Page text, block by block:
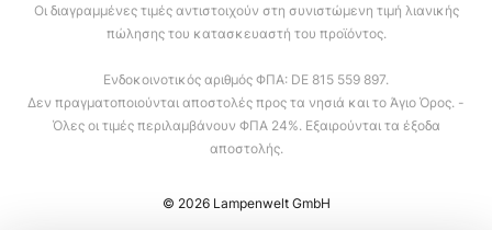
Οι διαγραμμένες τιμές αντιστοιχούν στη συνιστώμενη τιμή λιανικής
πώλησης του κατασκευαστή του προϊόντος.
Ενδοκοινοτικός αριθμός ΦΠΑ: DE 815 559 897.
Δεν πραγματοποιούνται αποστολές προς τα νησιά και το Άγιο Όρος. -
Όλες οι τιμές περιλαμβάνουν ΦΠΑ 24%. Εξαιρούνται τα έξοδα
αποστολής.
© 2026 Lampenwelt GmbH